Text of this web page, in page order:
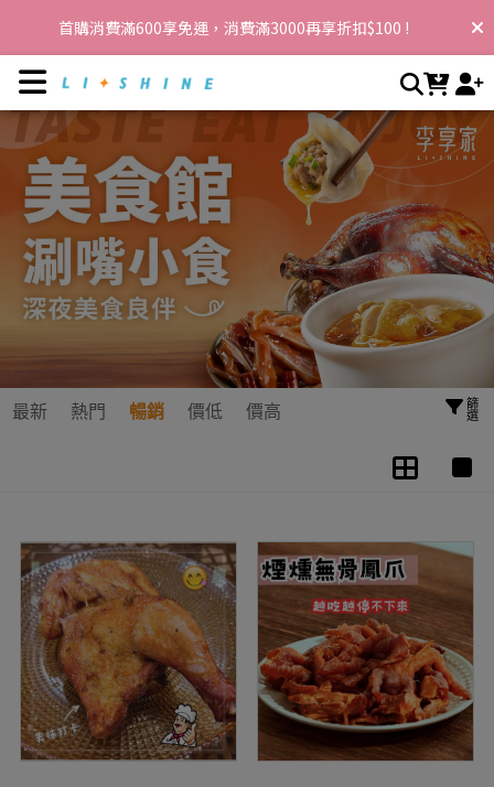
閃耀你的生活
首購消費滿600享免運，消費滿3000再享折扣$100 !
最新 熱門 暢銷 價低 價高 篩選